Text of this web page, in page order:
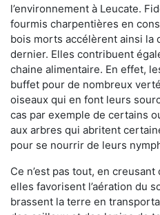
l’environnement à Leucate.
fourmis charpentières en
bois morts accélèrent ainsi la
dernier. Elles contribuent
chaine alimentaire. En effet,
buffet pour de nombreux
oiseaux qui en font leurs
cas par exemple de certains
aux arbres qui abritent
pour se nourrir de leurs
Ce n’est pas tout, en
elles favorisent l’aération du
brassent la terre en